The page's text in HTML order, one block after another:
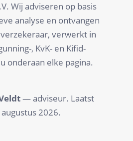
Wij adviseren op basis
analyse en ontvangen
verwerkt in
, KvK- en Kifid-
onderaan elke pagina.
— adviseur. Laatst
augustus 2026.